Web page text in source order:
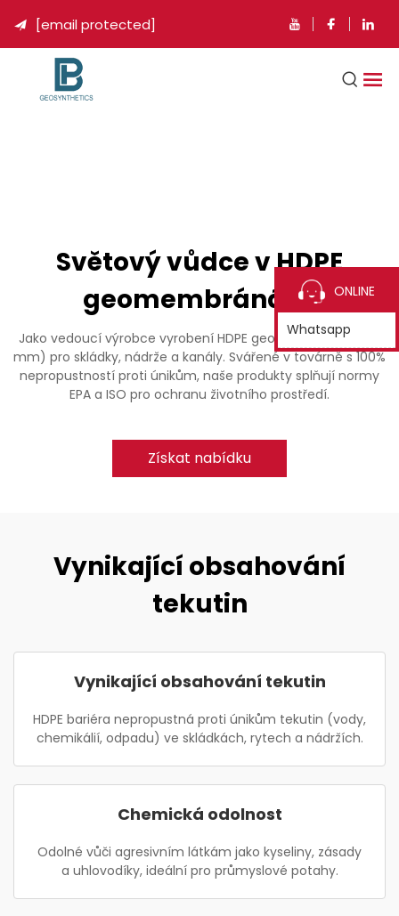
 [email protected]
Světový vůdce v HDPE
geomembránách
Jako vedoucí výrobce vyrobení HDPE geomembrán (0,5-3
mm) pro skládky, nádrže a kanály. Svářené v továrně s 100%
nepropustností proti únikům, naše produkty splňují normy
EPA a ISO pro ochranu životního prostředí.
Získat nabídku
Vynikající obsahování
tekutin
Vynikající obsahování tekutin
HDPE bariéra nepropustná proti únikům tekutin (vody,
chemikálií, odpadu) ve skládkách, rytech a nádržích.
Chemická odolnost
Odolné vůči agresivním látkám jako kyseliny, zásady
a uhlovodíky, ideální pro průmyslové potahy.
ONLINE
Whatsapp